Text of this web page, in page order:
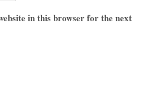
in this browser for the next